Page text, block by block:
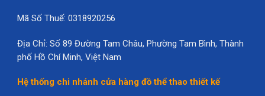
Mã Số Thuế: 0318920256
Địa Chỉ: Số 89 Đường Tam Châu, Phường Tam Bình, Thành
phố Hồ Chí Minh, Việt Nam
Hệ thống chi nhánh cửa hàng đồ thể thao thiết kế